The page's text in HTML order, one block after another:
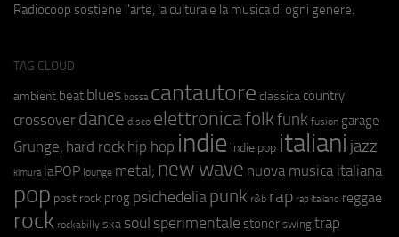
Radiocoop sostiene l'arte, la cultura e la musica di ogni genere.
TAG CLOUD
ambient beat blues bossa cantautore classica country
crossover dance disco elettronicafolkfunk fusion garage
Grunge; hard rock hip hop indie indie pop italiani jazz
kimura laPOP lounge metal; new wave nuova musica italiana
pop post rock prog psichedeliapunk r&b rap rap italiano reggae
rock rockabilly ska soul sperimentale stoner swing trap